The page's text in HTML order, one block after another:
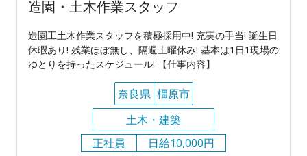
造園・土木作業スタッフ
造園工土木作業スタッフを積極採用中! 充実の手当! 誕生日
休暇あり! 残業ほぼ無し、隔週土曜休み! 基本は1日1現場の
ゆとりを持ったスケジュール! 【仕事内容】
奈良県 橿原市
土木・建築
正社員
日給10,000円